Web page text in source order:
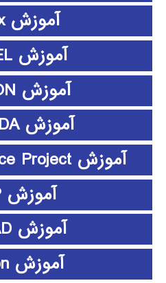
آموزش Latex
آموزش LISREL
آموزش LUMION
آموزش MAXQDA
آموزش Microsoft Office Project
آموزش PHP
آموزش PSCAD
آموزش python